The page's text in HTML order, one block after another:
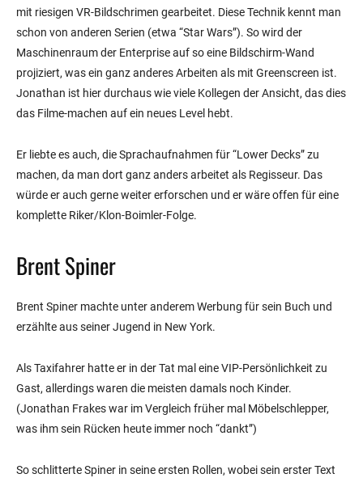
mit riesigen VR-Bildschrimen gearbeitet. Diese Technik kennt man
schon von anderen Serien (etwa “Star Wars”). So wird der
Maschinenraum der Enterprise auf so eine Bildschirm-Wand
projiziert, was ein ganz anderes Arbeiten als mit Greenscreen ist.
Jonathan ist hier durchaus wie viele Kollegen der Ansicht, das dies
das Filme-machen auf ein neues Level hebt.
Er liebte es auch, die Sprachaufnahmen für “Lower Decks” zu
machen, da man dort ganz anders arbeitet als Regisseur. Das
würde er auch gerne weiter erforschen und er wäre offen für eine
komplette Riker/Klon-Boimler-Folge.
Brent Spiner
Brent Spiner machte unter anderem Werbung für sein Buch und
erzählte aus seiner Jugend in New York.
Als Taxifahrer hatte er in der Tat mal eine VIP-Persönlichkeit zu
Gast, allerdings waren die meisten damals noch Kinder.
(Jonathan Frakes war im Vergleich früher mal Möbelschlepper,
was ihm sein Rücken heute immer noch “dankt”)
So schlitterte Spiner in seine ersten Rollen, wobei sein erster Text